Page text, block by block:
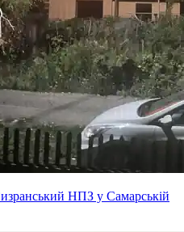
НПЗ у Самарській